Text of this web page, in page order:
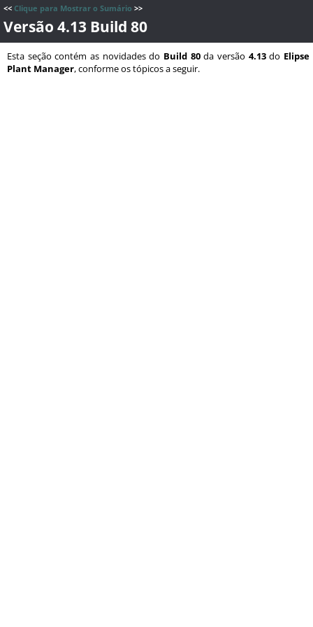
<< Clique para Mostrar o Sumário >>
Versão 4.13 Build 80
Esta seção contém as novidades do Build 80da versão 4.13do Elipse
Plant Manager, conforme os tópicos a seguir.